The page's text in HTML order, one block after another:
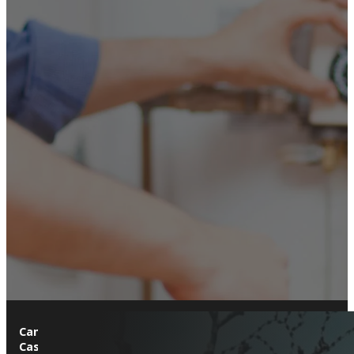
Canet de Mar
Casa Roura
, que reflejan el